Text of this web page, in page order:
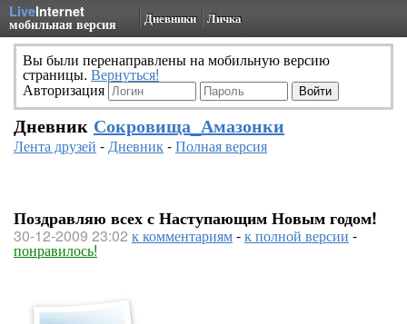
LiveInternet
мобильная версия Дневники Личка
Вы были перенаправлены на мобильную версию
страницы. Вернуться!
Авторизация
Дневник Сокровища_Амазонки
Лента друзей -Дневник-Полная версия
Поздравляю всех с Наступающим Новым годом!
30-12-2009 23:02 к комментариям-к полной версии -
понравилось!